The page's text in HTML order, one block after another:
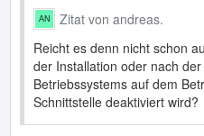
Zitat von andreas.
Reicht es denn nicht schon
der Installation oder nach
Betriebssystems auf dem
Schnittstelle deaktiviert wird?